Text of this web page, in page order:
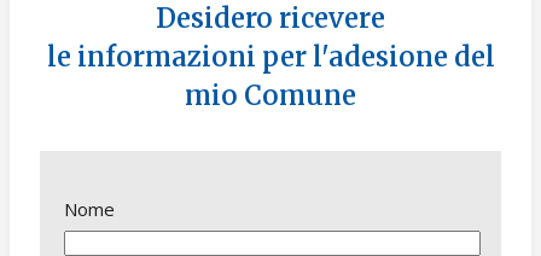
Desidero ricevere
le informazioni per l'adesione del
mio Comune
Nome